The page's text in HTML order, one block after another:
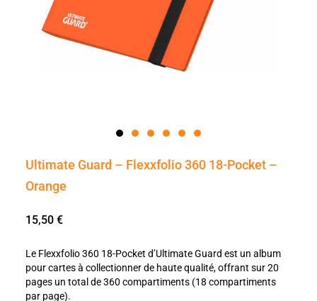
Ultimate Guard – Flexxfolio 360 18-Pocket –
Orange
15,50 €
Le Flexxfolio 360 18-Pocket d’Ultimate Guard est un album
pour cartes à collectionner de haute qualité, offrant sur 20
pages un total de 360 compartiments (18 compartiments
par page).